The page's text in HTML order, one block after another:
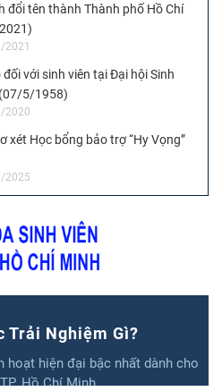
đổi tên thành Thành phố Hồ Chí
2021
với sinh viên tại Đại hội Sinh
5/1958)
2020
xét Học bổng bảo trợ “Hy Vọng”
2025
Trải Nghiệm Gì?
hoạt hiện đại bậc nhất dành cho
Hồ Chí Minh.